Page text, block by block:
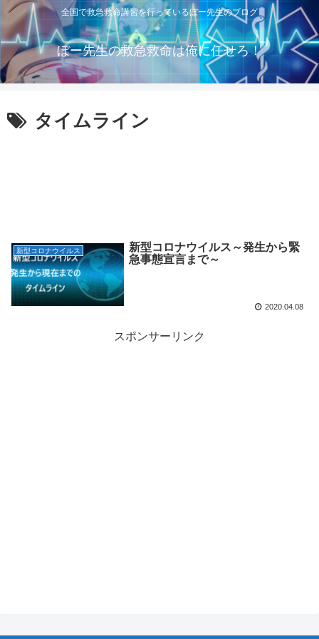
全国で救急救命講習を行っているぼー先生のブログ
ぼー先生の救急救命は俺に任せろ！
タイムライン
新型コロナウイルス
新型コロナウイルス～発生から緊
急事態宣言まで～
2020.04.08
スポンサーリンク